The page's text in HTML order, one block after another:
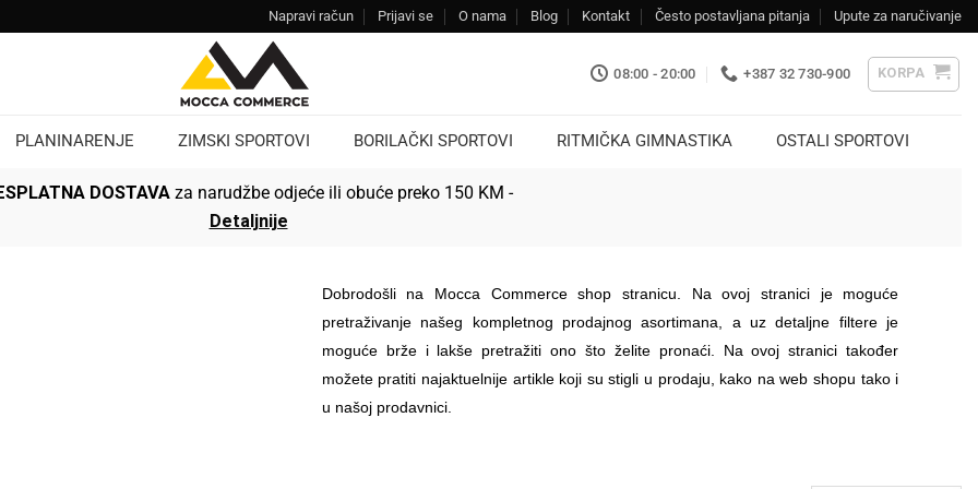
Napravi račun Prijavi se O nama Blog Kontakt Često postavljana pitanja Upute za naručivanje
08:00 - 20:00 +387 32 730-900 KORPA
PLANINARENJE ZIMSKI SPORTOVI BORILAČKI SPORTOVI RITMIČKA GIMNASTIKA OSTALI SPORTOVI
DOSTAVA za narudžbe odjeće ili obuće preko 150 KM -
Detaljnije
Dobrodošli na Mocca Commerce shop stranicu. Na ovoj stranici je moguće
pretraživanje našeg kompletnog prodajnog asortimana, a uz detaljne filtere je
moguće brže i lakše pretražiti ono što želite pronaći. Na ovoj stranici također
možete pratiti najaktuelnije artikle koji su stigli u prodaju, kako na web shopu tako i
u našoj prodavnici.